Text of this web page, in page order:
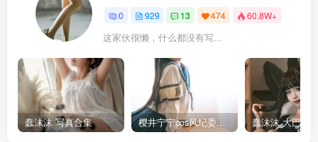
0 929 13 474 60.8W+
这家伙很懒，什么都没有写...
蠢沫沫 写真合集 樱井宁宁cos风纪委员写真套图